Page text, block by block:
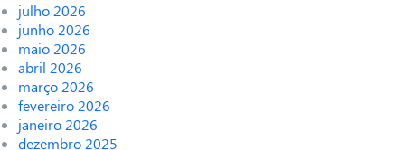
julho 2026
junho 2026
maio 2026
abril 2026
março 2026
fevereiro 2026
janeiro 2026
dezembro 2025